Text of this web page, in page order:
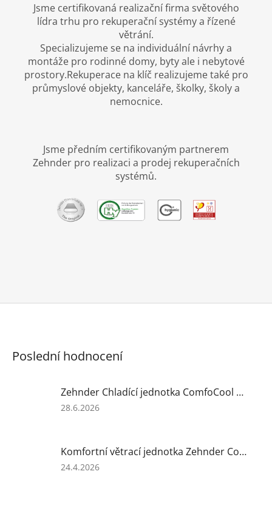
Jsme certifikovaná realizační firma světového
lídra trhu pro rekuperační systémy a řízené
větrání.
Specializujeme se na individuální návrhy a
montáže pro rodinné domy, byty ale i nebytové
prostory.Rekuperace na klíč realizujeme také pro
průmyslové objekty, kanceláře, školky, školy a
nemocnice.
Jsme předním certifikovaným partnerem
Zehnder pro realizaci a prodej rekuperačních
systémů.
Poslední hodnocení
Zehnder Chladící jednotka ComfoCool Q600 R ST
Hodnocení
z
5
28.6.2026
Komfortní větrací jednotka Zehnder ComfoAir Q350 TR
Hodnocení
24.4.2026